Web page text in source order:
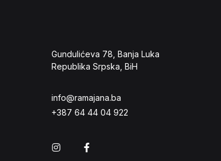
Gundulićeva 78, Banja Luka
Republika Srpska, BiH
info@ramajana.ba
+387 64 44 04 922
Instagram